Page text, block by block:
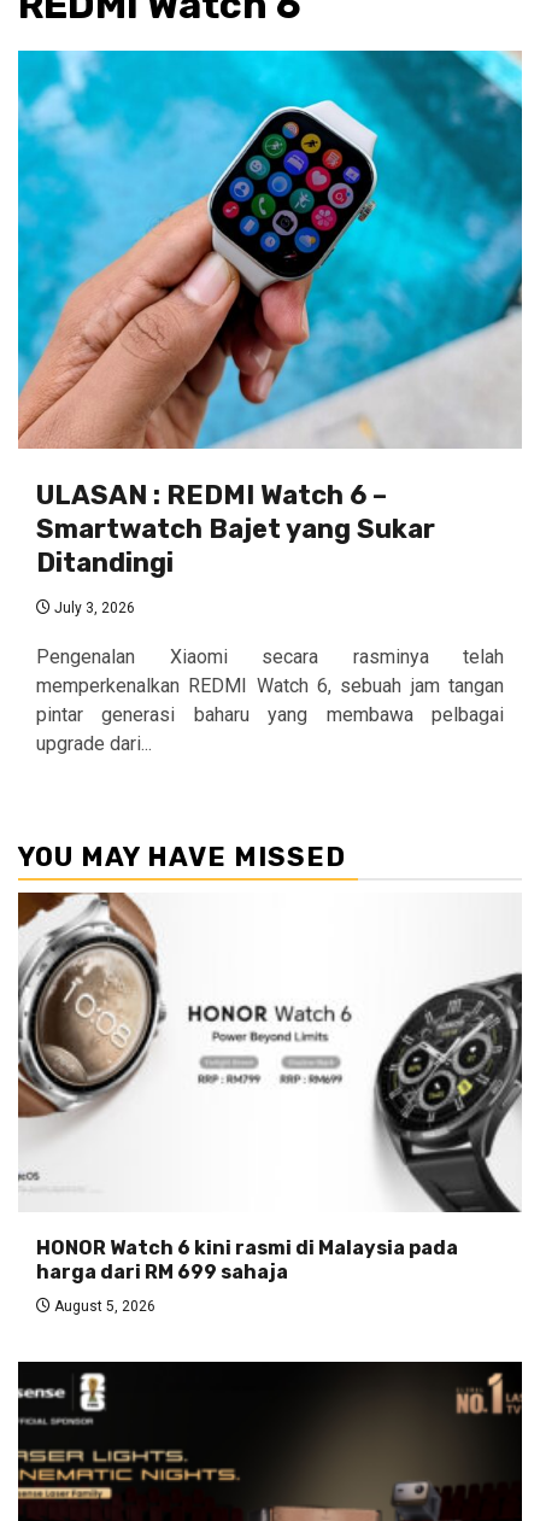
ULASAN : REDMI Watch 6 –
Smartwatch Bajet yang Sukar
Ditandingi
July 3, 2026
Pengenalan Xiaomi secara rasminya telah
memperkenalkan REDMI Watch 6, sebuah jam tangan
pintar generasi baharu yang membawa pelbagai
upgrade dari...
YOU MAY HAVE MISSED
HONOR Watch 6 kini rasmi di Malaysia pada
harga dari RM 699 sahaja
August 5, 2026